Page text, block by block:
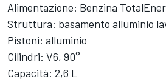
Alimentazione: Benzina
Struttura: basamento alluminio
Pistoni: alluminio
Cilindri: V6, 90°
Capacità: 2,6 L